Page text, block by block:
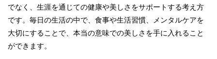
でなく、生涯を通じての健康や美しさをサポートする考え方
です。毎日の生活の中で、食事や生活習慣、メンタルケアを
大切にすることで、本当の意味での美しさを手に入れること
ができます。